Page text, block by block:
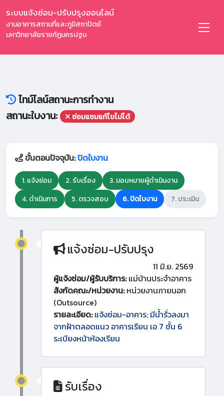
ระบบแจ้งซ่อม-ปรับปรุงออนไลน์
งานอาคารสถานที่และภูมิสถาปัตย์
มหาวิทยาลัยราชภัฏนครปฐม
ไทม์ไลน์สถานะการทำงาน
สถานะใบงาน:
ซ่อมแซมแก้ไขไม่ได้
ขั้นตอนปัจจุบัน:ปิดใบงาน
1. แจ้งซ่อม 2. รับเรื่อง
3. มอบหมายผู้ดำเนินงาน
4. ดำเนินการ
5. ตรวจสอบ 6. ปิดใบงาน 7. ประเมิน
แจ้งซ่อม-ปรับปรุง
11 มิ.ย. 2569
ผู้แจ้งซ่อม/ผู้รับบริการ:แม่บ้านประจำอาคาร
สังกัดคณะ/หน่วยงาน:หน่วยงานภายนอก
(Outsource)
รายละเอียด: แจ้งซ่อม-อาคาร: มีน้ำรั่วลงมา
จากฝ้าตลอดแนว อาคารเรียน เอ 7 ชั้น 6
ระเบียงหน้าห้องเรียน
รับเรื่อง